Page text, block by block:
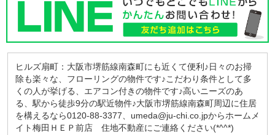
ヒルズ扇町：大阪市堺筋線南森町にも近くて便利♪日々のお掃
除も楽々な、フローリングの物件です♪こだわり条件として多
くの人が挙げる、エアコン付きの物件です♪高いニーズのあ
る、駅から徒歩9分の駅近物件♪大阪市堺筋線南森町周辺に住居
を構えるなら0120-88-3377、umeda@ju-chi.co.jpからホームメ
イト梅田ＨＥＰ前店 住地不動産にご連絡ください(*^^*)